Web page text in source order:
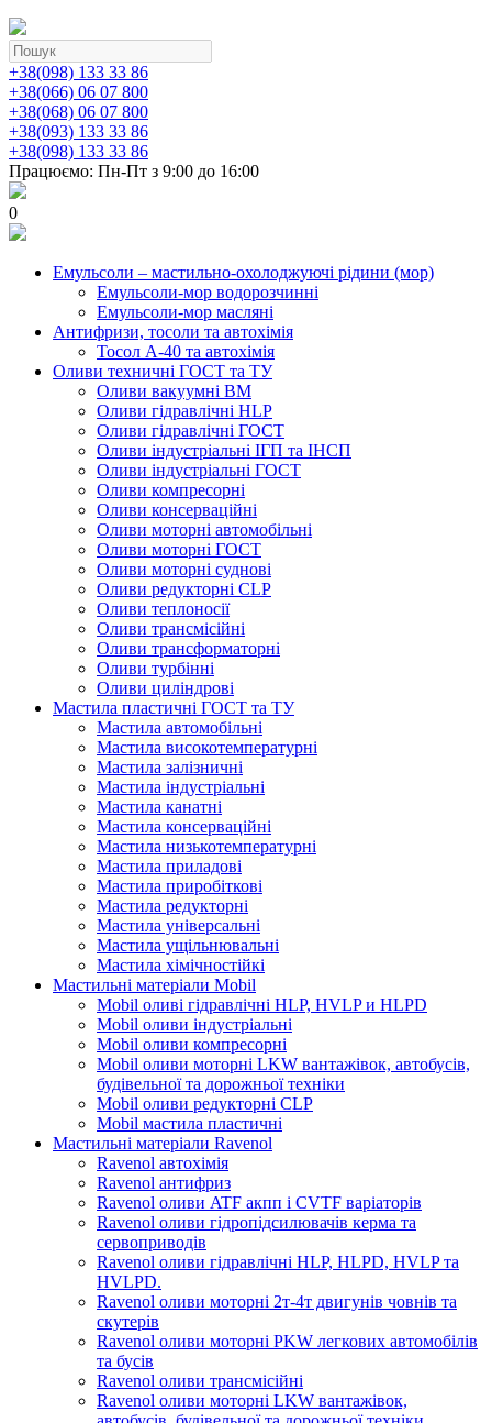
+38(098) 133 33 86
+38(066) 06 07 800
+38(068) 06 07 800
+38(093) 133 33 86
+38(098) 133 33 86
Працюємо: Пн-Пт з 9:00 до 16:00
0
Емульсоли – мастильно-охолоджуючі рідини (мор)
Емульсоли-мор водорозчинні
Емульсоли-мор масляні
Антифризи, тосоли та автохімія
Тосол А-40 та автохімія
Оливи техничні ГОСТ та ТУ
Оливи вакуумні ВМ
Оливи гідравлічні HLP
Оливи гідравлічні ГОСТ
Оливи індустріальні ІГП та ІНСП
Оливи індустріальні ГОСТ
Оливи компресорні
Оливи консерваційні
Оливи моторні автомобільні
Оливи моторні ГОСТ
Оливи моторні суднові
Оливи редукторні CLP
Оливи теплоносії
Оливи трансмісійні
Оливи трансформаторні
Оливи турбінні
Оливи циліндрові
Мастила пластичні ГОСТ та ТУ
Мастила автомобільні
Мастила високотемпературні
Мастила залізничні
Мастила індустріальні
Мастила канатні
Мастила консерваційні
Мастила низькотемпературні
Мастила приладові
Мастила приробіткові
Мастила редукторні
Мастила універсальні
Мастила ущільнювальні
Мастила хімічностійкі
Мастильні матеріали Mobil
Mobil оливі гідравлічні HLP, HVLP и HLPD
Mobil оливи індустріальні
Mobil оливи компресорні
Mobil оливи моторні LKW вантажівок, автобусів,
будівельної та дорожньої техніки
Mobil оливи редукторні CLP
Mobil мастила пластичні
Мастильні матеріали Ravenol
Ravenol автохімія
Ravenol антифриз
Ravenol оливи ATF акпп і CVTF варіаторів
Ravenol оливи гідропідсилювачів керма та
сервоприводів
Ravenol оливи гідравлічні HLP, HLPD, HVLP та
HVLPD.
Ravenol оливи моторні 2т-4т двигунів човнів та
скутерів
Ravenol оливи моторні PKW легкових автомобілів
та бусів
Ravenol оливи трансмісійні
Ravenol оливи моторні LKW вантажівок,